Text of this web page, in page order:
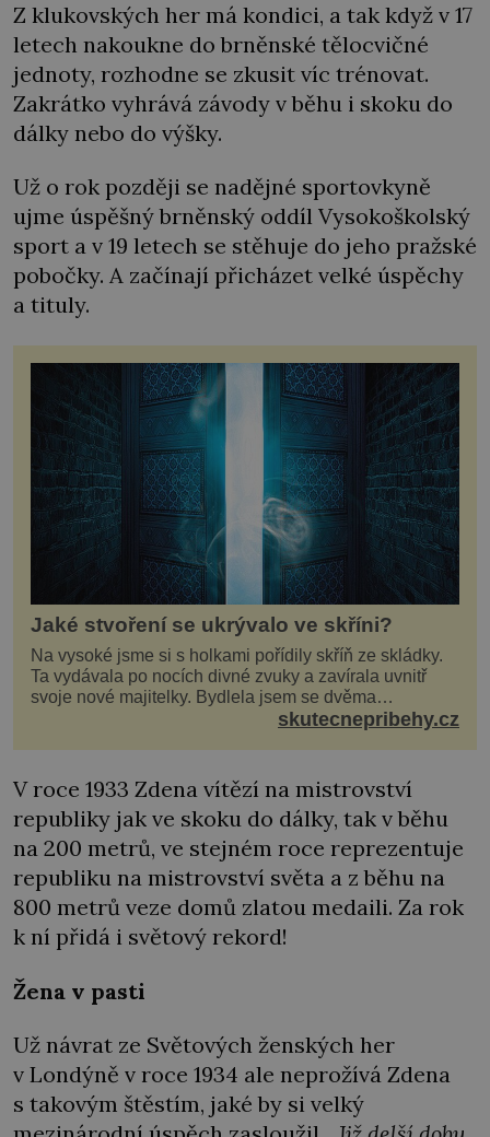
Z klukovských her má kondici, a tak když v 17
letech nakoukne do brněnské tělocvičné
jednoty, rozhodne se zkusit víc trénovat.
Zakrátko vyhrává závody v běhu i skoku do
dálky nebo do výšky.
Už o rok později se nadějné sportovkyně
ujme úspěšný brněnský oddíl Vysokoškolský
sport a v 19 letech se stěhuje do jeho pražské
pobočky. A začínají přicházet velké úspěchy
a tituly.
Jaké stvoření se ukrývalo ve skříni?
Na vysoké jsme si s holkami pořídily skříň ze skládky.
Ta vydávala po nocích divné zvuky a zavírala uvnitř
svoje nové majitelky. Bydlela jsem se dvěma
kamarádkami a bavilo nás zvelebovat si náš byt. Skoro
skutecnepribehy.cz
V roce 1933 Zdena vítězí na mistrovství
republiky jak ve skoku do dálky, tak v běhu
na 200 metrů, ve stejném roce reprezentuje
republiku na mistrovství světa a z běhu na
800 metrů veze domů zlatou medaili. Za rok
k ní přidá i světový rekord!
Žena v pasti
Už návrat ze Světových ženských her
v Londýně v roce 1934 ale neprožívá Zdena
s takovým štěstím, jaké by si velký